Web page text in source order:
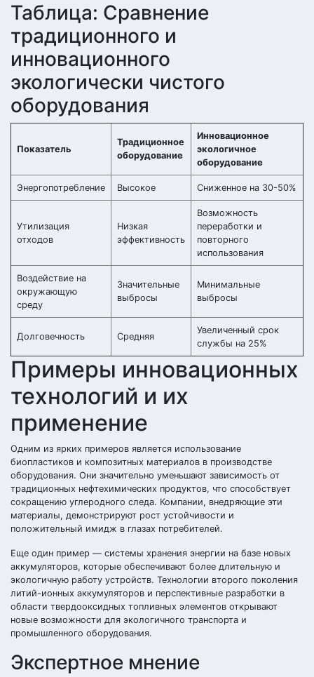
Таблица: Сравнение
традиционного и
инновационного
экологически чистого
оборудования
Показатель
Традиционное
оборудование
Инновационное
экологичное
оборудование
Энергопотребление Высокое Сниженное на 30-50%
Утилизация
отходов
Низкая
эффективность
Возможность
переработки и
повторного
использования
Воздействие на
окружающую
среду
Значительные
выбросы
Минимальные
выбросы
Долговечность Средняя
Увеличенный срок
службы на 25%
Примеры инновационных
технологий и их
применение
Одним из ярких примеров является использование
биопластиков и композитных материалов в производстве
оборудования. Они значительно уменьшают зависимость от
традиционных нефтехимических продуктов, что способствует
сокращению углеродного следа. Компании, внедряющие эти
материалы, демонстрируют рост устойчивости и
положительный имидж в глазах потребителей.
Еще один пример — системы хранения энергии на базе новых
аккумуляторов, которые обеспечивают более длительную и
экологичную работу устройств. Технологии второго поколения
литий-ионных аккумуляторов и перспективные разработки в
области твердооксидных топливных элементов открывают
новые возможности для экологичного транспорта и
промышленного оборудования.
Экспертное мнение